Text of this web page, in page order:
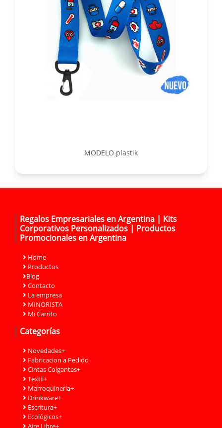
MODELO plastik
Regalos Empresariales en Argentina | Kits
Corporativos Personalizados | Productos
Promocionales en Argentina
Home
Productos
Blog
Contacto
La empresa
MINORISTA
Mi Carrito
Categorías
Novedades+
Fabricacion a Pedido
Cintas Colgantes+
Textil+
Marroquinería+
Drinkware+
Escritura+
Ecológicos+
Aire Libre+